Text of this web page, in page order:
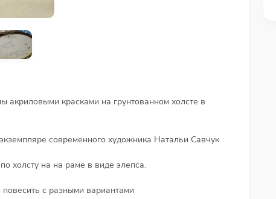
акриловыми красками на грунтованном холсте в
современного художника Натальи Савчук.
холсту на на раме в виде элепса.
с разными вариантами